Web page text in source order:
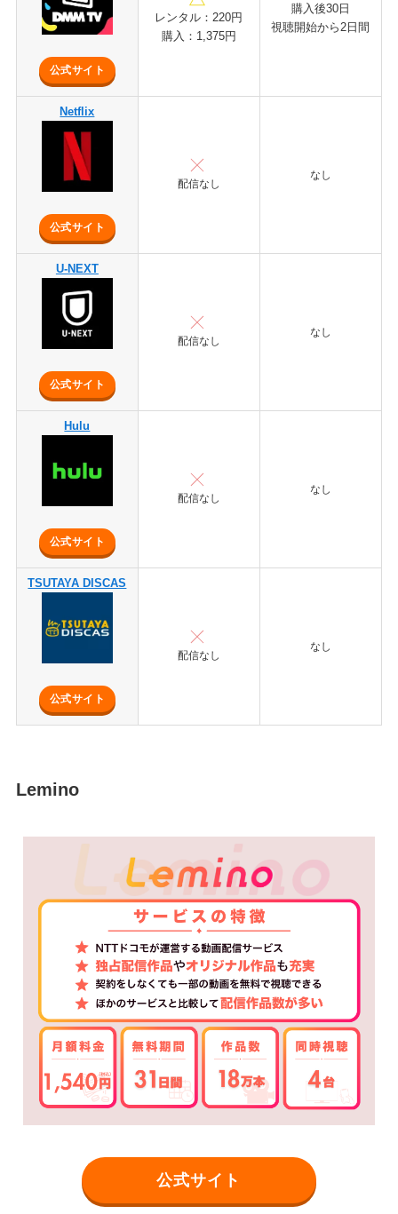
公式サイト
レンタル：220円
購入：1,375円
購入後30日
視聴開始から2日間
Netflix
公式サイト
配信なし
なし
U-NEXT
公式サイト
配信なし
なし
Hulu
公式サイト
配信なし
なし
TSUTAYA DISCAS
公式サイト
配信なし
なし
Lemino
公式サイト